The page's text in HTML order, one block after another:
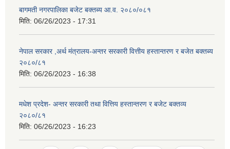
बागमती नगरपालिका बजेट बक्तब्य आ.व. २०८०/०८१
मिति: 06/26/2023 - 17:31
नेपाल सरकार ,अर्थ मंत्रालय-अन्तर सरकारी वित्तीय हस्तान्तरण र बजेत बक्तब्य
२०८०/८१
मिति: 06/26/2023 - 16:38
मधेश प्रदेश- अन्तर सरकारी तथा वित्तिय हस्तान्तरण र बजेट बक्तव्य
२०८०/८१
मिति: 06/26/2023 - 16:23